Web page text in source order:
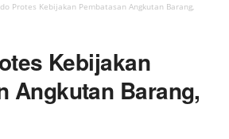
Protes Kebijakan Pembatasan Angkutan Barang,
Kebijakan
Angkutan Barang,